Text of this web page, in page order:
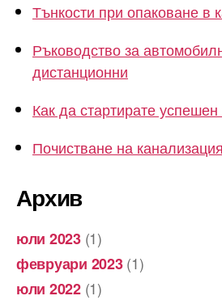
Тънкости при опаковане в
Ръководство за
дистанционни
Как да стартирате
Почистване на
Архив
юли 2023(1)
февруари 2023(1)
юли 2022(1)